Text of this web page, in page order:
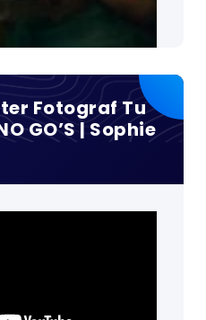
Fotograf Tu
GO’S | Sophie